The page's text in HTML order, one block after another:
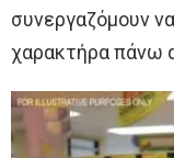
συνεργαζόμουν
χαρακτήρα πάνω